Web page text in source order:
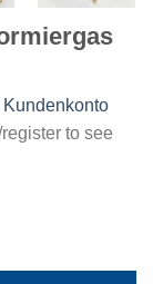
to see